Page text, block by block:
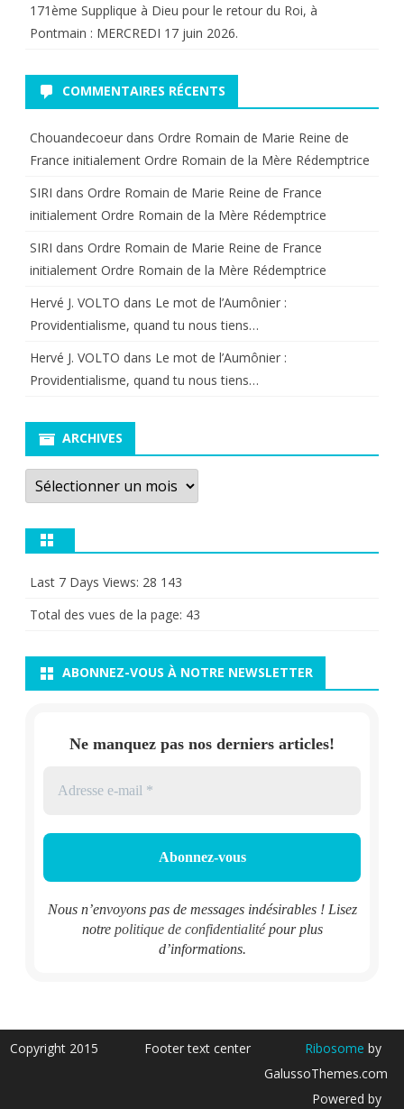
171ème Supplique à Dieu pour le retour du Roi, à
Pontmain : MERCREDI 17 juin 2026.
COMMENTAIRES RÉCENTS
Chouandecoeur dans Ordre Romain de Marie Reine de
France initialement Ordre Romain de la Mère Rédemptrice
SIRI dans Ordre Romain de Marie Reine de France
initialement Ordre Romain de la Mère Rédemptrice
SIRI dans Ordre Romain de Marie Reine de France
initialement Ordre Romain de la Mère Rédemptrice
Hervé J. VOLTO dans Le mot de l’Aumônier :
Providentialisme, quand tu nous tiens…
Hervé J. VOLTO dans Le mot de l’Aumônier :
Providentialisme, quand tu nous tiens…
ARCHIVES
Archives
Last 7 Days Views: 28 143
Total des vues de la page: 43
ABONNEZ-VOUS À NOTRE NEWSLETTER
Ne manquez pas nos derniers articles!
Nous n’envoyons pas de messages indésirables ! Lisez
notre politique de confidentialitépour plus
d’informations.
Copyright 2015 Footer text center Ribosome by
GalussoThemes.com
Powered by